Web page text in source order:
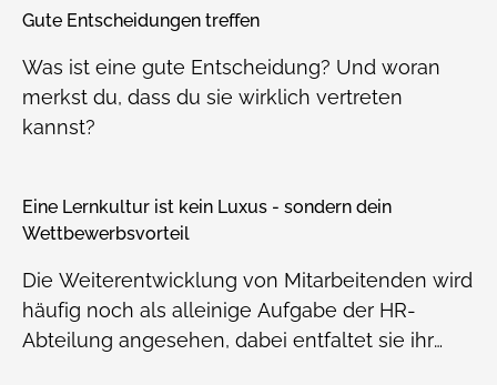
Gute Entscheidungen treffen
Was ist eine gute Entscheidung? Und woran
merkst du, dass du sie wirklich vertreten
kannst?
Eine Lernkultur ist kein Luxus - sondern dein
Wettbewerbsvorteil
Die Weiterentwicklung von Mitarbeitenden wird
häufig noch als alleinige Aufgabe der HR-
Abteilung angesehen, dabei entfaltet sie ihr